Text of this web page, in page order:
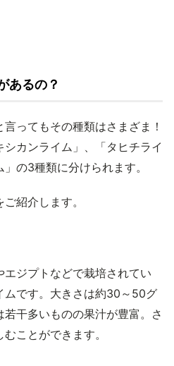
あるの？
ってもその種類はさまざま！
カンライム」、「タヒチライ
の3種類に分けられます。
紹介します。
ジプトなどで栽培されてい
ムです。大きさは約30～50グ
干多いものの果汁が豊富。さ
ことができます。